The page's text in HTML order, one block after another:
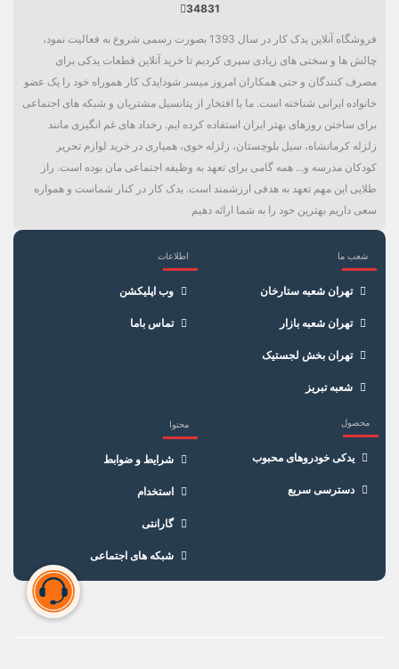
جنس الکترود منفی ایتریم, نیکل
شکل الکترود منفی استاندارد
ویژگی خاص
استفاده از چینی خاص جهت
قدرت بالاتر و انتقال حرارت بهتر,
پیشرفته, هسته مس, چینی
مقره‌ای (محافظت از تخلیه
کد حرارتی
سایز آچار
سایز رزوه 14
نوع واشر واشردار
34831
فروشگاه آنلاین یدک کار در سال 1393 بصورت رسمی شروع به فعالیت نمود،
چالش ها و سختی های زیادی سپری کردیم تا خرید آنلاین قطعات یدکی برای
مصرف کنندگان و حتی همکاران امروز میسر شود!یدک کار هموراه خود را یک عضو
خانواده ایرانی شناخته است. ما با افتخار از پتانسیل مشتریان و شبکه های اجتماعی
برای ساختن روزهای بهتر ایران استفاده کرده ایم. رخداد های غم انگیزی مانند
زلزله کرمانشاه، سیل بلوچستان، زلزله خوی، همیاری در خرید لوازم تحریر
کودکان مدرسه و... همه گامی برای تعهد به وظیفه اجتماعی مان بوده است. راز
طلایی این مهم تعهد به هدفی ارزشمند است. یدک کار در کنار شماست و همواره
سعی داریم بهترین خود را به شما ارائه دهیم
شعب ما
تهران شعبه ستارخان
تهران شعبه بازار
تهران بخش لجستیک
شعبه تبریز
اطلاعات
وب اپلیکشن
تماس باما
محصول
یدکی خودروهای محبوب
دسترسی سریع
محتوا
شرایط و ضوابط
استخدام
گارانتی
شبکه های اجتماعی